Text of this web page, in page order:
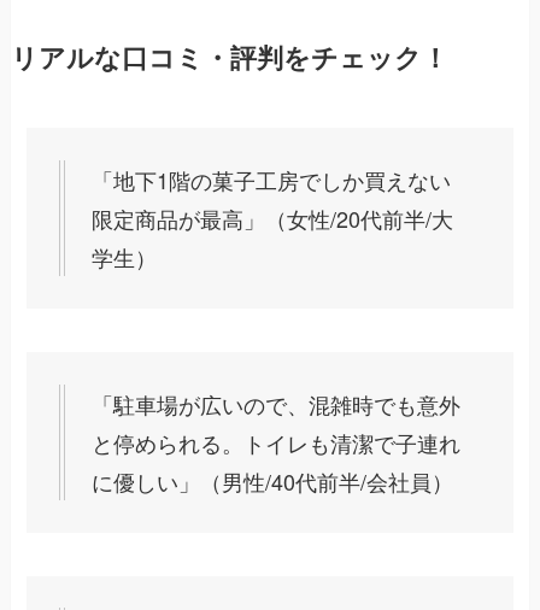
リアルな口コミ・評判をチェック！
「地下1階の菓子工房でしか買えない
限定商品が最高」（女性/20代前半/大
学生）
「駐車場が広いので、混雑時でも意外
と停められる。トイレも清潔で子連れ
に優しい」（男性/40代前半/会社員）